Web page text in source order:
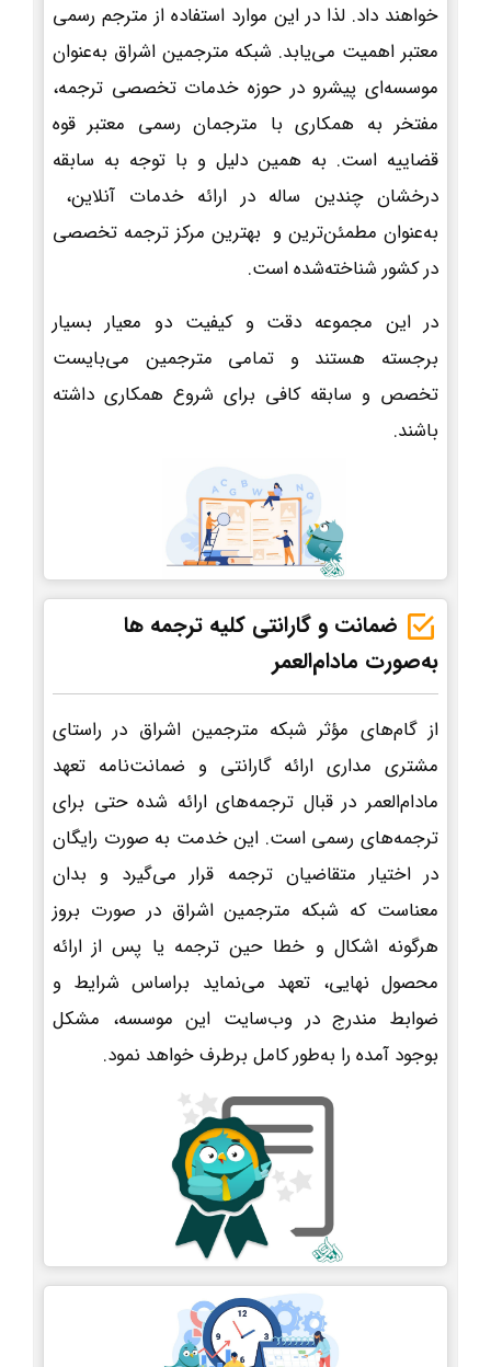
خواهند داد. لذا در این موارد استفاده از مترجم رسمی
معتبر اهمیت می‌یابد. شبکه مترجمین اشراق به‌عنوان
موسسه‌ای پیشرو در حوزه خدمات تخصصی ترجمه،
مفتخر به همکاری با مترجمان رسمی معتبر قوه
قضاییه است. به همین دلیل و با توجه به سابقه
درخشان چندین ساله در ارائه خدمات آنلاین،
به‌عنوان مطمئن‌ترین و بهترین مرکز ترجمه تخصصی
در کشور شناخته‌شده است.
در این مجموعه دقت و کیفیت دو معیار بسیار
برجسته هستند و تمامی مترجمین می‌بایست
تخصص و سابقه کافی برای شروع همکاری داشته
باشند.
ضمانت و گارانتی کلیه ترجمه ها
به‌صورت مادام‌العمر
از گام‌های مؤثر شبکه مترجمین اشراق در راستای
مشتری مداری ارائه گارانتی و ضمانت‌نامه تعهد
مادام‌العمر در قبال ترجمه‌های ارائه شده حتی برای
ترجمه‌های رسمی است. این خدمت به صورت رایگان
در اختیار متقاضیان ترجمه قرار می‌گیرد و بدان
معناست که شبکه مترجمین اشراق در صورت بروز
هرگونه اشکال و خطا حین ترجمه یا پس از ارائه
محصول نهایی، تعهد می‌نماید براساس شرایط و
ضوابط مندرج در وب‌سایت این موسسه، مشکل
بوجود آمده را به‌طور کامل برطرف خواهد نمود.